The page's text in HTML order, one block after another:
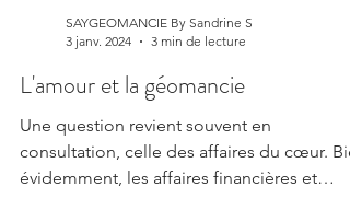
3 janv. 2024
3 min de lecture
L'amour et la géomancie
Une question revient souvent en